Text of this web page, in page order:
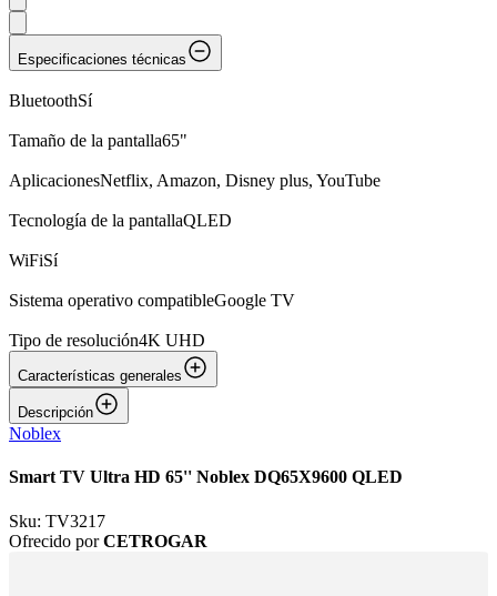
Especificaciones técnicas
BluetoothSí
Tamaño de la pantalla65"
AplicacionesNetflix, Amazon, Disney plus, YouTube
Tecnología de la pantallaQLED
WiFiSí
Sistema operativo compatibleGoogle TV
Tipo de resolución4K UHD
Características generales
Descripción
Noblex
Smart TV Ultra HD 65'' Noblex DQ65X9600 QLED
Sku: TV3217
Ofrecido porCETROGAR